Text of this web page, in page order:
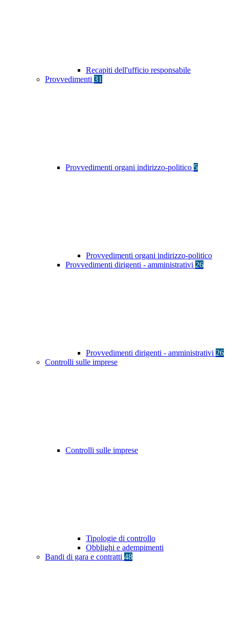
Recapiti dell'ufficio responsabile
Provvedimenti 31
Provvedimenti organi indirizzo-politico 5
Provvedimenti organi indirizzo-politico
Provvedimenti dirigenti - amministrativi 26
Provvedimenti dirigenti - amministrativi 26
Controlli sulle imprese
Controlli sulle imprese
Tipologie di controllo
Obblighi e adempimenti
Bandi di gara e contratti 48